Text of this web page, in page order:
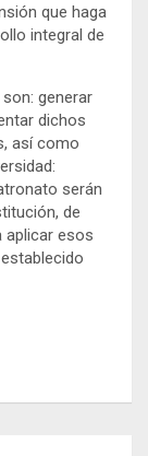
que haga
integral de
generar
dichos
así como
serán
de
aplicar esos